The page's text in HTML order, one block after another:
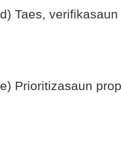
d) Taes,
e) Prioritizasaun